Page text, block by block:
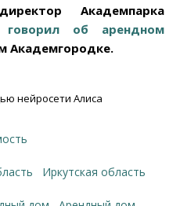
Академпарка
говорил об арендном
Академгородке.
нейросети Алиса
Иркутская область